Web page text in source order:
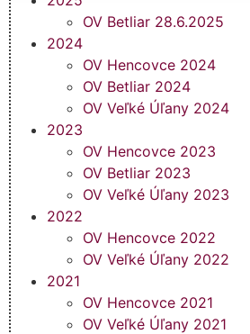
OV Betliar 28.6.2025
2024
OV Hencovce 2024
OV Betliar 2024
OV Veľké Úľany 2024
2023
OV Hencovce 2023
OV Betliar 2023
OV Veľké Úľany 2023
2022
OV Hencovce 2022
OV Veľké Úľany 2022
2021
OV Hencovce 2021
OV Veľké Úľany 2021